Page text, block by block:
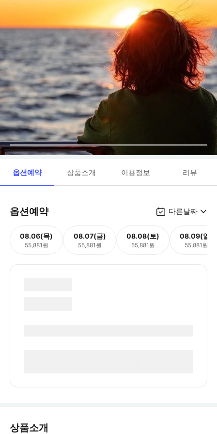
옵션예약 상품소개 이용정보 리뷰
옵션예약 다른날짜
08.06(목)
55,881원
08.07(금)
55,881원
08.08(토)
55,881원
08.09(일)
55,881원
상품소개